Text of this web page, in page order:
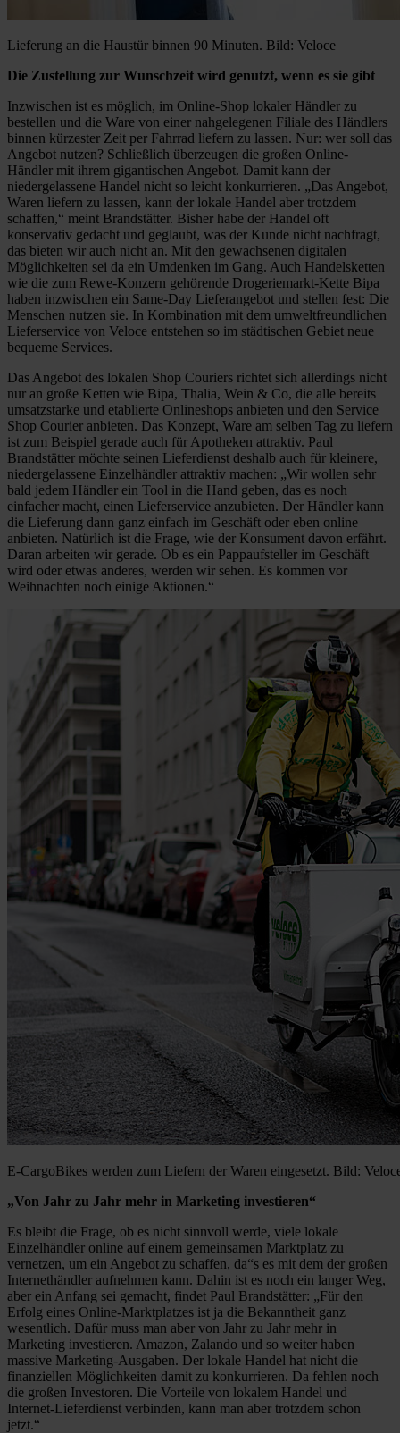
Lieferung an die Haustür binnen 90 Minuten. Bild: Veloce
Die Zustellung zur Wunschzeit wird genutzt, wenn es sie gibt
Inzwischen ist es möglich, im Online-Shop lokaler Händler zu
bestellen und die Ware von einer nahgelegenen Filiale des Händlers
binnen kürzester Zeit per Fahrrad liefern zu lassen. Nur: wer soll das
Angebot nutzen? Schließlich überzeugen die großen Online-
Händler mit ihrem gigantischen Angebot. Damit kann der
niedergelassene Handel nicht so leicht konkurrieren. „Das Angebot,
Waren liefern zu lassen, kann der lokale Handel aber trotzdem
schaffen,“ meint Brandstätter. Bisher habe der Handel oft
konservativ gedacht und geglaubt, was der Kunde nicht nachfragt,
das bieten wir auch nicht an. Mit den gewachsenen digitalen
Möglichkeiten sei da ein Umdenken im Gang. Auch Handelsketten
wie die zum Rewe-Konzern gehörende Drogeriemarkt-Kette Bipa
haben inzwischen ein Same-Day Lieferangebot und stellen fest: Die
Menschen nutzen sie. In Kombination mit dem umweltfreundlichen
Lieferservice von Veloce entstehen so im städtischen Gebiet neue
bequeme Services.
Das Angebot des lokalen Shop Couriers richtet sich allerdings nicht
nur an große Ketten wie Bipa, Thalia, Wein & Co, die alle bereits
umsatzstarke und etablierte Onlineshops anbieten und den Service
Shop Courier anbieten. Das Konzept, Ware am selben Tag zu liefern
ist zum Beispiel gerade auch für Apotheken attraktiv. Paul
Brandstätter möchte seinen Lieferdienst deshalb auch für kleinere,
niedergelassene Einzelhändler attraktiv machen: „Wir wollen sehr
bald jedem Händler ein Tool in die Hand geben, das es noch
einfacher macht, einen Lieferservice anzubieten. Der Händler kann
die Lieferung dann ganz einfach im Geschäft oder eben online
anbieten. Natürlich ist die Frage, wie der Konsument davon erfährt.
Daran arbeiten wir gerade. Ob es ein Pappaufsteller im Geschäft
wird oder etwas anderes, werden wir sehen. Es kommen vor
Weihnachten noch einige Aktionen.“
E-CargoBikes werden zum Liefern der Waren eingesetzt. Bild:
„Von Jahr zu Jahr mehr in Marketing investieren“
Es bleibt die Frage, ob es nicht sinnvoll werde, viele lokale
Einzelhändler online auf einem gemeinsamen Marktplatz zu
vernetzen, um ein Angebot zu schaffen, da“s es mit dem der großen
Internethändler aufnehmen kann. Dahin ist es noch ein langer Weg,
aber ein Anfang sei gemacht, findet Paul Brandstätter: „Für den
Erfolg eines Online-Marktplatzes ist ja die Bekanntheit ganz
wesentlich. Dafür muss man aber von Jahr zu Jahr mehr in
Marketing investieren. Amazon, Zalando und so weiter haben
massive Marketing-Ausgaben. Der lokale Handel hat nicht die
finanziellen Möglichkeiten damit zu konkurrieren. Da fehlen noch
die großen Investoren. Die Vorteile von lokalem Handel und
Internet-Lieferdienst verbinden, kann man aber trotzdem schon
jetzt.“